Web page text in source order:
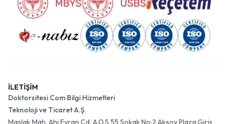
İLETİŞİM
Doktorsitesi Com Bilgi Hizmetleri
Teknoloji ve Ticaret A.Ş.
Maslak Mah. Ahi Evran Cd. A.O.S 55 Sokak No:2 Aksoy Plaza Giriş